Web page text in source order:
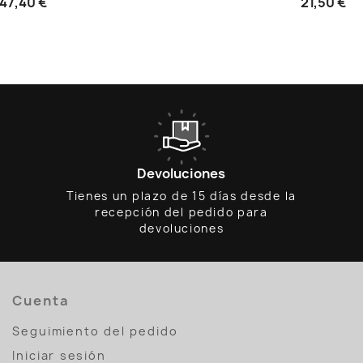
Devoluciones
Tienes un plazo de 15 días desde la
recepción del pedido para
devoluciones
Cuenta
Seguimiento del pedido
Iniciar sesión